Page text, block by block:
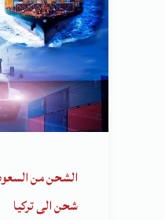
الشحن من
شحن الى تركيا